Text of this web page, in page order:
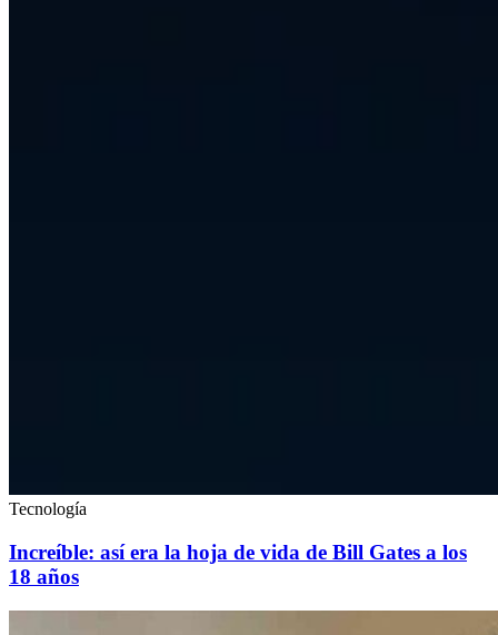
Tecnología
Increíble: así era la hoja de vida de Bill Gates a los
18 años